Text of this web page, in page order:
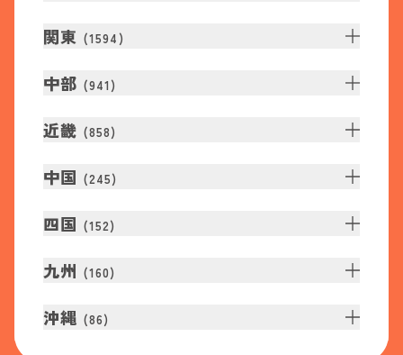
関東 (1594 )
中部 (941 )
近畿 (858)
中国 (245)
四国 (152)
九州 (160)
沖縄 (86)